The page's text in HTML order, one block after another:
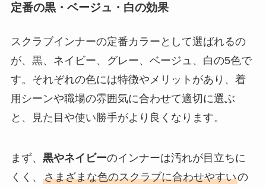
定番の黒・ベージュ・白の効果
スクラブインナーの定番カラーとして選ばれるの
が、黒、ネイビー、グレー、ベージュ、白の5色で
す。それぞれの色には特徴やメリットがあり、着
用シーンや職場の雰囲気に合わせて適切に選ぶ
と、見た目や使い勝手がより良くなります。
まず、 黒やネイビーのインナーは汚れが目立ちに
くく、 さまざまな色のスクラブに合わせやすいの